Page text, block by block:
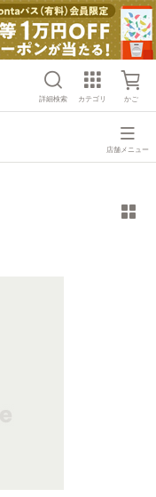
詳細検索 カテゴリ かご
店舗メニュー